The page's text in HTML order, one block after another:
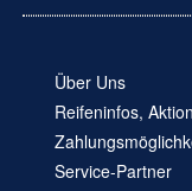
Über Uns
Reifeninfos,
Service-Partner